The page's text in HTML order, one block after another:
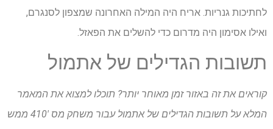
לחתיכות גנריות. אריח היה המילה האחרונה שמצפון לסנגרם,
ואילו אסימון היה מדרום כדי להשלים את הפאזל.
תשובות הגדילים של אתמול
קוראים את זה באזור זמן מאוחר יותר? תוכלו למצוא את המאמר
המלא על תשובות הגדילים של אתמול עבור
משחק מס '410 ממש